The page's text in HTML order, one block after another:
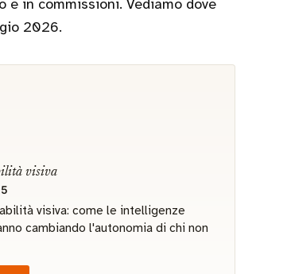
in commissioni. Vediamo dove
2026.
visiva
visiva: come le intelligenze
cambiando l'autonomia di chi non